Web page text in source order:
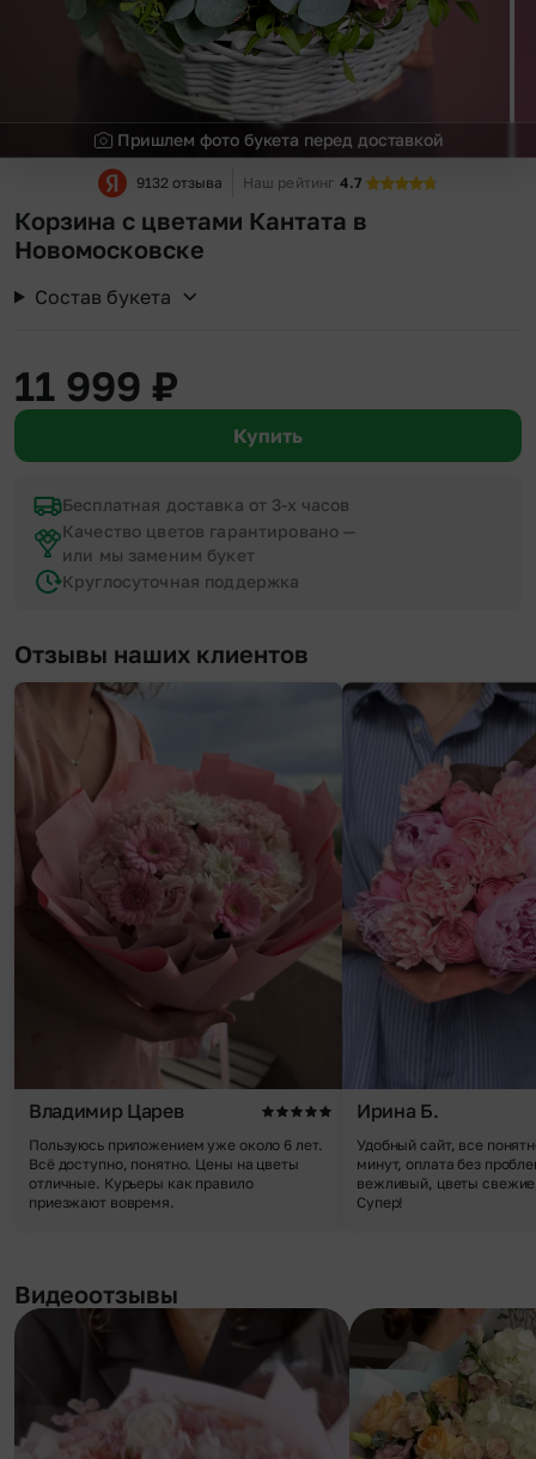
Пришлем фото букета перед доставкой
9132 отзыва Наш рейтинг 4.7
Корзина с цветами Кантата в
Новомосковске
Состав букета
11 999 ₽
Купить
Бесплатная доставка от 3-х часов
Качество цветов гарантировано —
или мы заменим букет
Круглосуточная поддержка
Отзывы наших клиентов
Владимир Царев
Пользуюсь приложением уже около 6 лет.
Всё доступно, понятно. Цены на цветы
отличные. Курьеры как правило
приезжают вовремя.
Ирина Б.
Удобный сайт, все
минут, оплата без
вежливый, цветы
Супер!
Видеоотзывы